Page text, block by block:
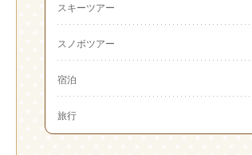
スキーツアー
スノボツアー
宿泊
旅行